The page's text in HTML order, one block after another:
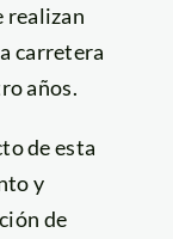
realizan
carretera
años.
de esta
y
de